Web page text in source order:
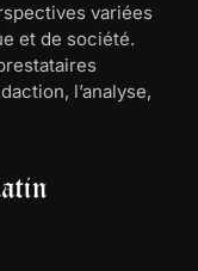
variées
et de société.
l’analyse,